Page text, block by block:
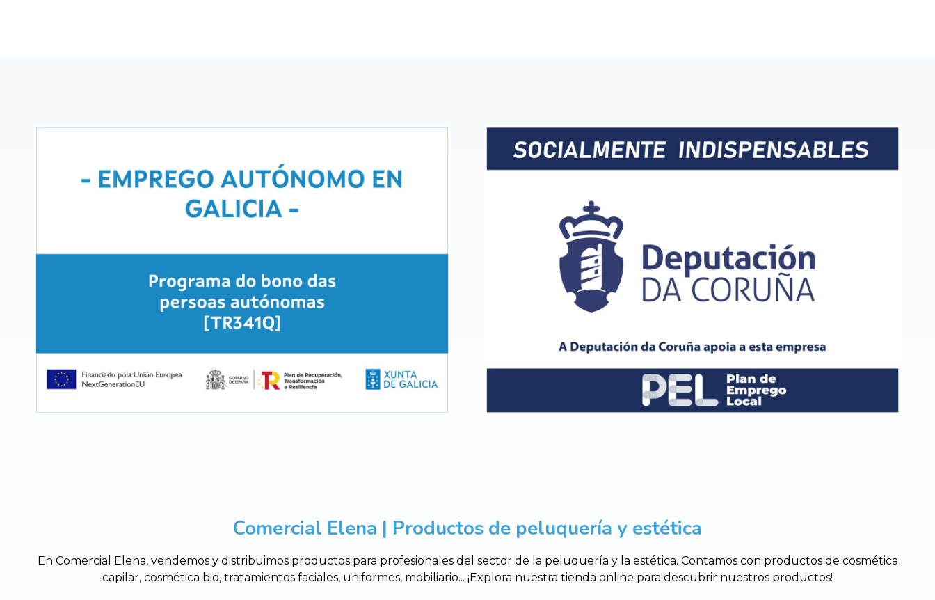
Comercial Elena | Productos de peluquería y estética
En Comercial Elena, vendemos y distribuimos productos para profesionales del sector de la peluquería y la estética. Contamos con productos de cosmética
capilar, cosmética bio, tratamientos faciales, uniformes, mobiliario... ¡Explora nuestra tienda online para descubrir nuestros productos!